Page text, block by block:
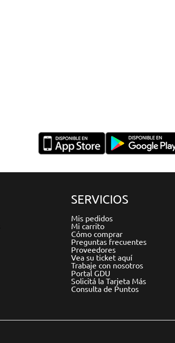
SERVICIOS
Mis pedidos
Mi carrito
Cómo comprar
Preguntas frecuentes
Proveedores
Vea su ticket aquí
Trabaje con nosotros
Portal GDU
Solicitá la Tarjeta Más
Consulta de Puntos